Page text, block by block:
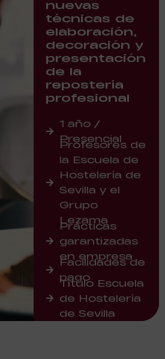
nuevas
técnicas de
elaboración,
decoración y
presentación
de la
repostería
profesional
1 año /
Presencial
Profesores de
la Escuela de
Hostelería de
Sevilla y el
Grupo
Lezama
Prácticas
garantizadas
en empresa
Facilidades de
pago
Título Escuela
de Hostelería
de Sevilla